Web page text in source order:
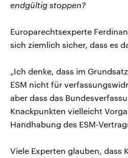
endgültig stoppen?
Europarechtsexperte
sich ziemlich sicher, dass es
„Ich denke, dass im
ESM nicht für
aber dass das
Knackpunkten vielleicht
Handhabung des ESM-
Viele Experten glauben, dass